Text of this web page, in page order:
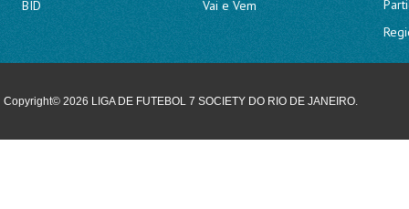
BID
Vai e Vem
Copyright© 2026 LIGA DE FUTEBOL 7 SOCIETY DO RIO DE JANEIRO.